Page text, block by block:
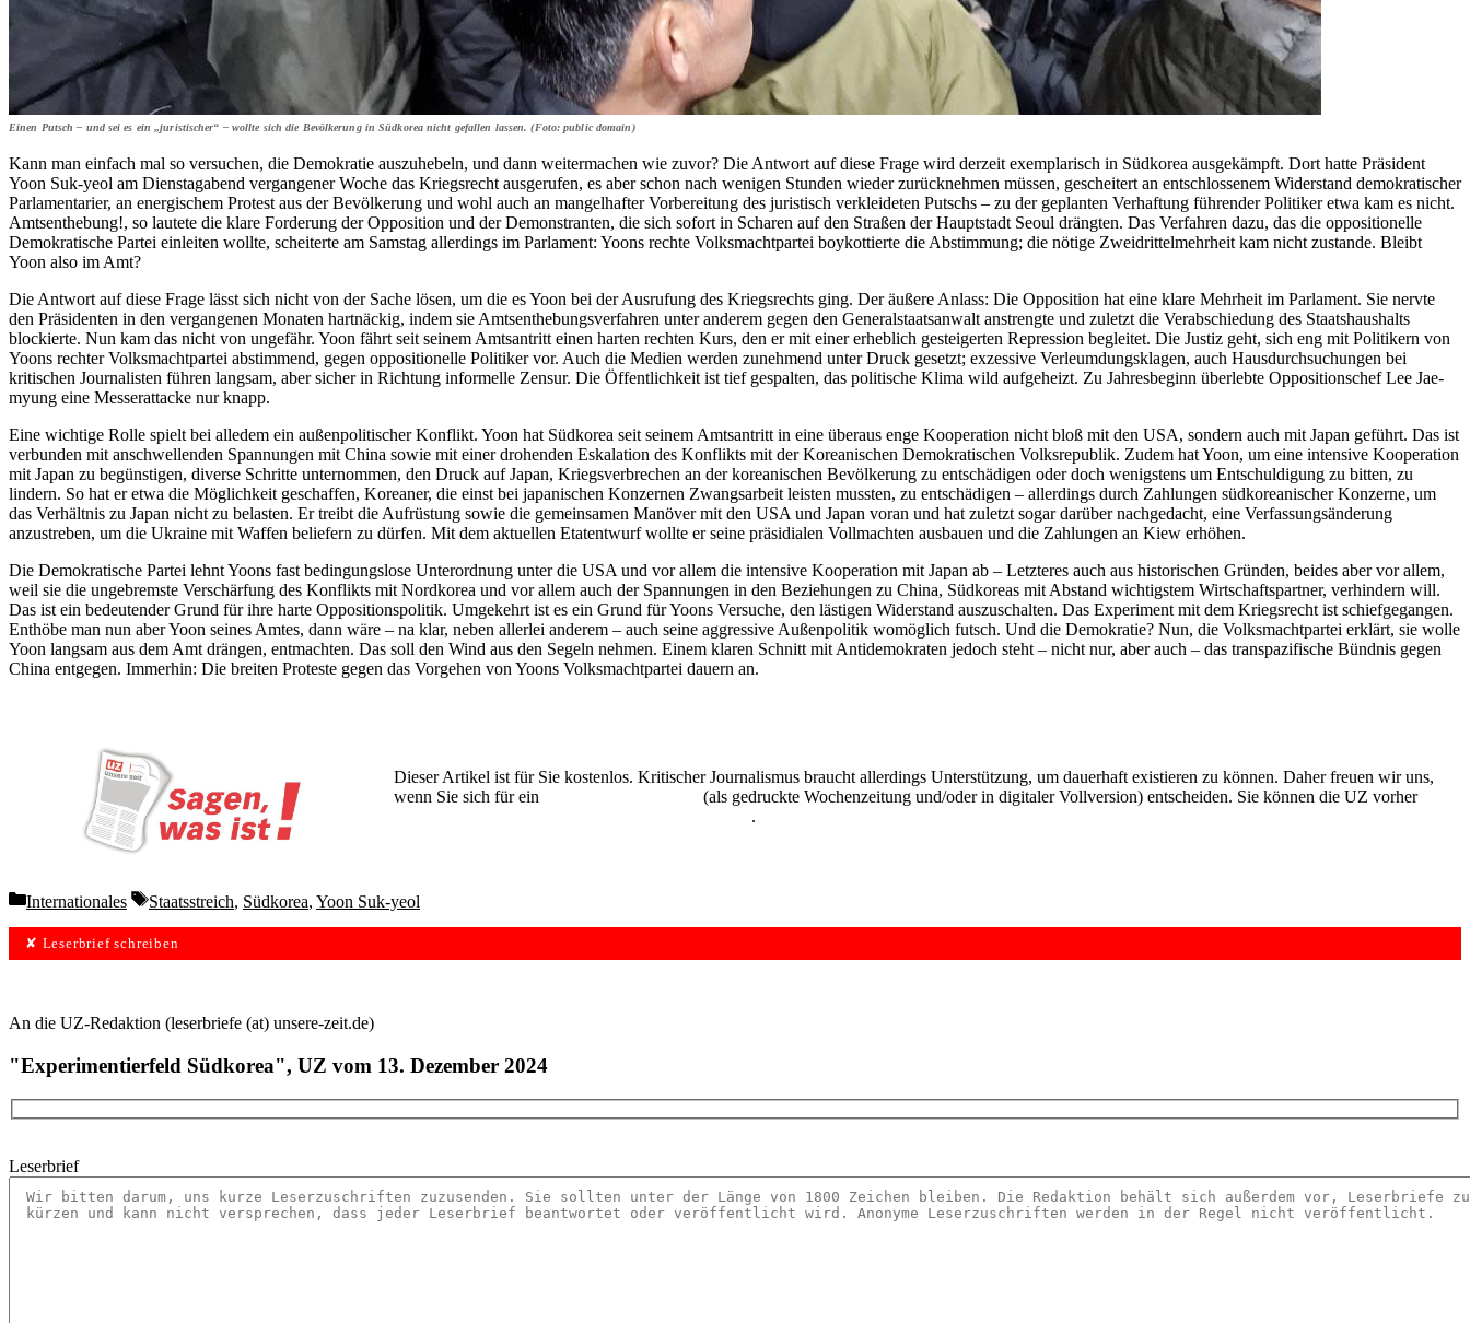
Einen Putsch – und sei es ein „juristischer“ – wollte sich die Bevölkerung in Süd­korea nicht gefallen lassen. (Foto: public domain)
Kann man einfach mal so versuchen, die Demokratie auszuhebeln, und dann weitermachen wie zuvor? Die Antwort auf diese Frage wird derzeit exemplarisch in Südkorea ausgekämpft. Dort hatte Präsident
Yoon Suk-yeol am Dienstagabend vergangener Woche das Kriegsrecht ausgerufen, es aber schon nach wenigen Stunden wieder zurücknehmen müssen, gescheitert an entschlossenem Widerstand demokratischer
Parlamentarier, an energischem Protest aus der Bevölkerung und wohl auch an mangelhafter Vorbereitung des juristisch verkleideten Putschs – zu der geplanten Verhaftung führender Politiker etwa kam es nicht.
Amtsenthebung!, so lautete die klare Forderung der Opposition und der Demonstranten, die sich sofort in Scharen auf den Straßen der Hauptstadt Seoul drängten. Das Verfahren dazu, das die oppositionelle
Demokratische Partei einleiten wollte, scheiterte am Samstag allerdings im Parlament: Yoons rechte Volksmachtpartei boykottierte die Abstimmung; die nötige Zweidrittelmehrheit kam nicht zustande. Bleibt
Yoon also im Amt?
Die Antwort auf diese Frage lässt sich nicht von der Sache lösen, um die es Yoon bei der Ausrufung des Kriegsrechts ging. Der äußere Anlass: Die Opposition hat eine klare Mehrheit im Parlament. Sie nervte
den Präsidenten in den vergangenen Monaten hartnäckig, indem sie Amtsenthebungsverfahren unter anderem gegen den Generalstaatsanwalt anstrengte und zuletzt die Verabschiedung des Staatshaushalts
blockierte. Nun kam das nicht von ungefähr. Yoon fährt seit seinem Amtsantritt einen harten rechten Kurs, den er mit einer erheblich gesteigerten Repression begleitet. Die Justiz geht, sich eng mit Politikern von
Yoons rechter Volksmachtpartei abstimmend, gegen oppositionelle Politiker vor. Auch die Medien werden zunehmend unter Druck gesetzt; exzessive Verleumdungsklagen, auch Hausdurchsuchungen bei
kritischen Journalisten führen langsam, aber sicher in Richtung informelle Zensur. Die Öffentlichkeit ist tief gespalten, das politische Klima wild aufgeheizt. Zu Jahresbeginn überlebte Oppositionschef Lee Jae-
myung eine Messerattacke nur knapp.
Eine wichtige Rolle spielt bei alledem ein außenpolitischer Konflikt. Yoon hat Südkorea seit seinem Amtsantritt in eine überaus enge Kooperation nicht bloß mit den USA, sondern auch mit Japan geführt. Das ist
verbunden mit anschwellenden Spannungen mit China sowie mit einer drohenden Eskalation des Konflikts mit der Koreanischen Demokratischen Volksrepublik. Zudem hat Yoon, um eine intensive Kooperation
mit Japan zu begünstigen, diverse Schritte unternommen, den Druck auf Japan, Kriegsverbrechen an der koreanischen Bevölkerung zu entschädigen oder doch wenigstens um Entschuldigung zu bitten, zu
lindern. So hat er etwa die Möglichkeit geschaffen, Koreaner, die einst bei japanischen Konzernen Zwangsarbeit leisten mussten, zu entschädigen – allerdings durch Zahlungen südkoreanischer Konzerne, um
das Verhältnis zu Japan nicht zu belasten. Er treibt die Aufrüstung sowie die gemeinsamen Manöver mit den USA und Japan voran und hat zuletzt sogar darüber nachgedacht, eine Verfassungsänderung
anzustreben, um die Ukraine mit Waffen beliefern zu dürfen. Mit dem aktuellen Etatentwurf wollte er seine präsidialen Vollmachten ausbauen und die Zahlungen an Kiew erhöhen.
Die Demokratische Partei lehnt Yoons fast bedingungslose Unterordnung unter die USA und vor allem die intensive Kooperation mit Japan ab – Letzteres auch aus historischen Gründen, beides aber vor allem,
weil sie die ungebremste Verschärfung des Konflikts mit Nordkorea und vor allem auch der Spannungen in den Beziehungen zu China, Südkoreas mit Abstand wichtigstem Wirtschaftspartner, verhindern will.
Das ist ein bedeutender Grund für ihre harte Oppositionspolitik. Umgekehrt ist es ein Grund für Yoons Versuche, den lästigen Widerstand auszuschalten. Das Experiment mit dem Kriegsrecht ist schiefgegangen.
Enthöbe man nun aber Yoon seines Amtes, dann wäre – na klar, neben allerlei anderem – auch seine aggressive Außenpolitik womöglich futsch. Und die Demokratie? Nun, die Volksmachtpartei erklärt, sie wolle
Yoon langsam aus dem Amt drängen, entmachten. Das soll den Wind aus den Segeln nehmen. Einem klaren Schnitt mit Antidemokraten jedoch steht – nicht nur, aber auch – das transpazifische Bündnis gegen
China entgegen. Immerhin: Die breiten Proteste gegen das Vorgehen von Yoons Volksmachtpartei dauern an.
Dieser Artikel ist für Sie kostenlos. Kritischer Journalismus braucht allerdings Unterstützung, um dauerhaft existieren zu können. Daher freuen wir uns,
wenn Sie sich für ein
(als gedruckte Wochenzeitung und/oder in digitaler Vollversion) entscheiden. Sie können die UZ vorher
.
Categories
Internationales Tags
Staatsstreich, Südkorea, Yoon Suk-yeol
✘ Leserbrief schreiben
An die UZ-Redaktion (leserbriefe (at) unsere-zeit.de)
"Experimentierfeld Südkorea", UZ vom 13. Dezember 2024
Leserbrief